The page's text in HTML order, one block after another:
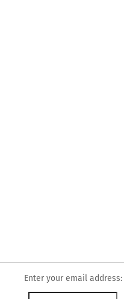
Enter your email address: